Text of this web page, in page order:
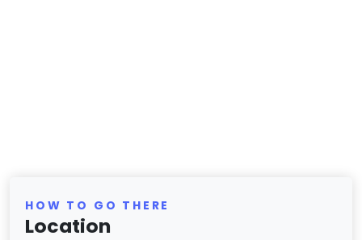
HOW TO GO THERE
Location